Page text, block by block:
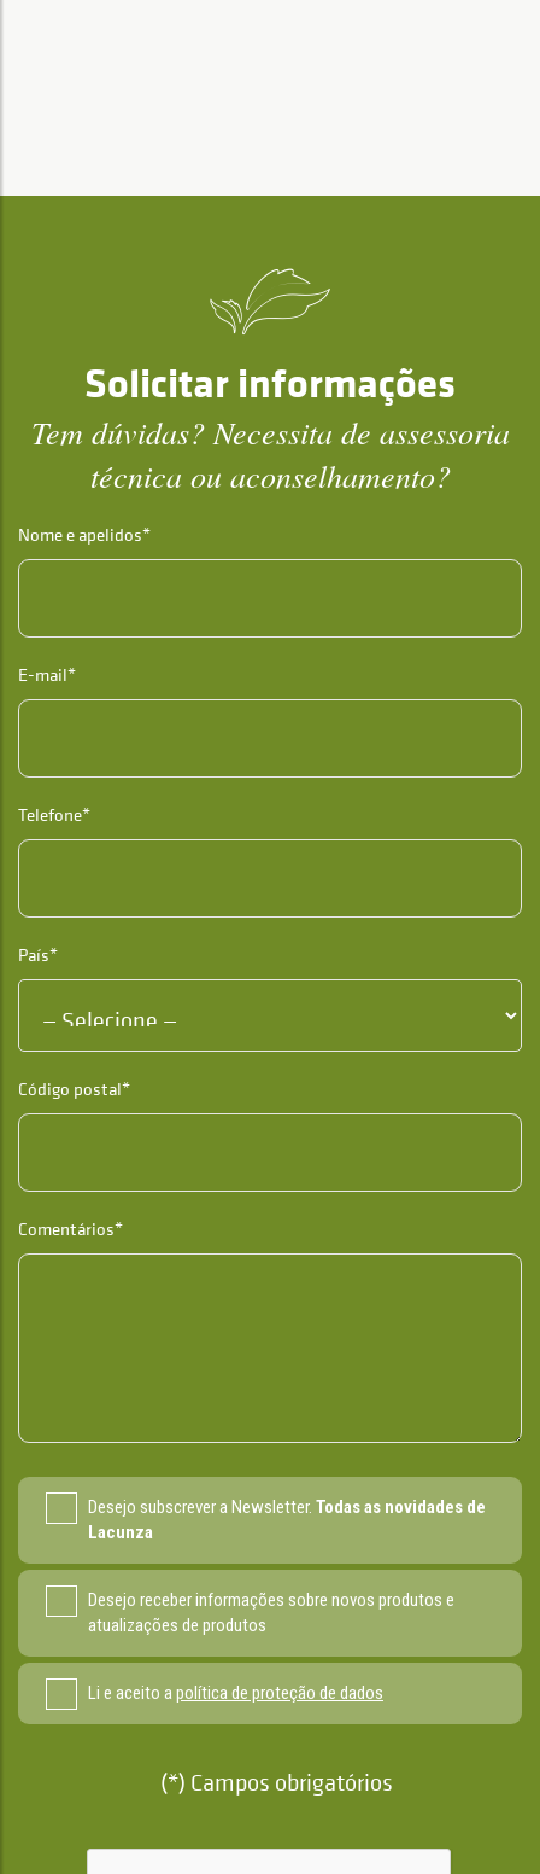
Solicitar informações
Tem dúvidas? Necessita de assessoria
técnica ou aconselhamento?
Nome e apelidos*
E-mail*
Telefone*
País*
Código postal*
Comentários*
Desejo subscrever a Newsletter. Todas as novidades de
Lacunza
Desejo receber informações sobre novos produtos e
atualizações de produtos
Li e aceito apolítica de proteção de dados
(*) Campos obrigatórios